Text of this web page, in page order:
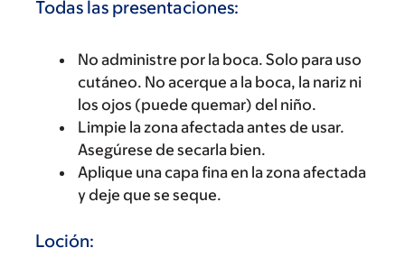
Todas las presentaciones:
No administre por la boca. Solo para uso
cutáneo. No acerque a la boca, la nariz ni
los ojos (puede quemar) del niño.
Limpie la zona afectada antes de usar.
Asegúrese de secarla bien.
Aplique una capa fina en la zona afectada
y deje que se seque.
Loción: